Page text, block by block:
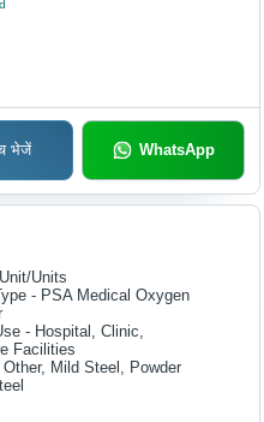
भेजें WhatsApp
Unit/Units
- PSA Medical Oxygen
- Hospital, Clinic,
Facilities
Other, Mild Steel, Powder